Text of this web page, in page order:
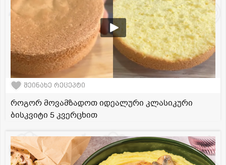
შეინახე რეცეპტი
როგორ მოვამზადოთ იდეალური კლასიკური
ბისკვიტი 5 კვერცხით